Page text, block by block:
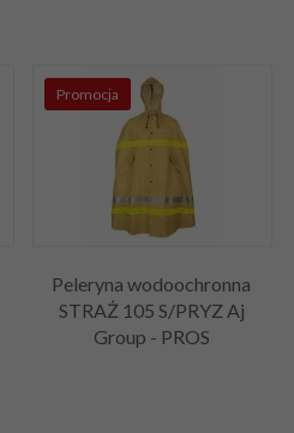
Promocja
Peleryna wodoochronna
STRAŻ 105 S/PRYZ Aj
Group - PROS